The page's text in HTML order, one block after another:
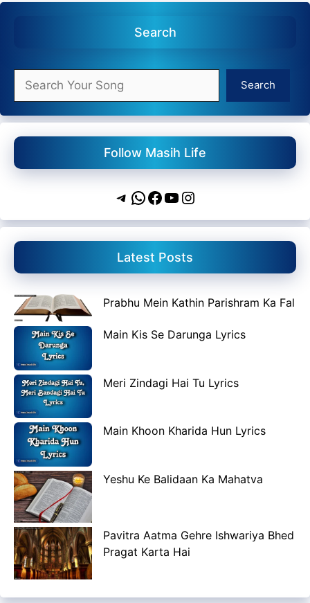
Search
Search
Follow Masih Life
Telegram
WhatsApp
Facebook
YouTube
Instagram
Latest Posts
Prabhu Mein Kathin Parishram Ka Fal
Main Kis Se Darunga Lyrics
Meri Zindagi Hai Tu Lyrics
Main Khoon Kharida Hun Lyrics
Yeshu Ke Balidaan Ka Mahatva
Pavitra Aatma Gehre Ishwariya Bhed
Pragat Karta Hai